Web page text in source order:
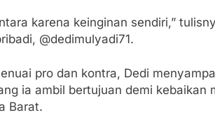
karena keinginan sendiri,”
@dedimulyadi71.
pro dan kontra, Dedi
ia ambil bertujuan demi kebaikan
Barat.